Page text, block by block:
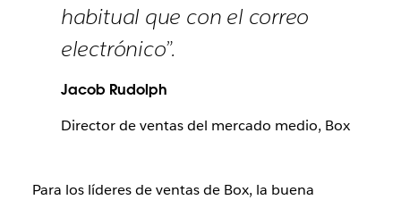
habitual que con el correo
electrónico”.
Jacob Rudolph
Director de ventas del mercado medio, Box
Para los líderes de ventas de Box, la buena